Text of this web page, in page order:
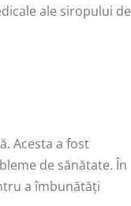
ale siropului de
Acesta a fost
de sănătate. În
a îmbunătăți